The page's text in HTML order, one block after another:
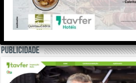
Meteorologia
Publicidade